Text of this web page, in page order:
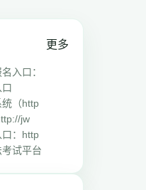
更多
入口：
统（http
jw
口：http
试平台